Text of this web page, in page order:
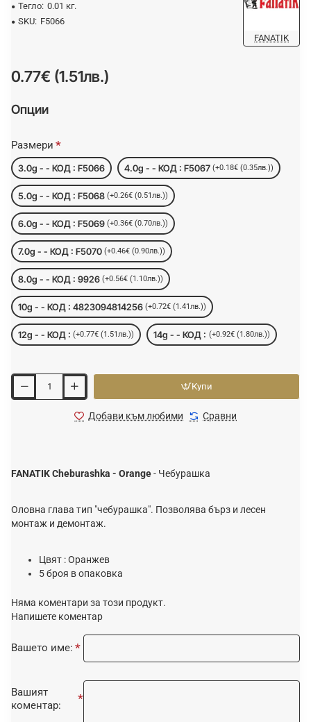
Тегло: 0.01 кг.
SKU: F5066
FANATIK
0.77€ (1.51лв.)
Опции
Размери
3.0g - - КОД : F5066 4.0g - - КОД : F5067 (+0.18€ (0.35лв.))
5.0g - - КОД : F5068 (+0.26€ (0.51лв.))
6.0g - - КОД : F5069 (+0.36€ (0.70лв.))
7.0g - - КОД : F5070 (+0.46€ (0.90лв.))
8.0g - - КОД : 9926 (+0.56€ (1.10лв.))
10g - - КОД : 4823094814256 (+0.72€ (1.41лв.))
12g - - КОД : (+0.77€ (1.51лв.)) 14g - - КОД : (+0.92€ (1.80лв.))
Купи
Добави към любими Сравни
FANATIK Cheburashka - Orange- Чебурашка
Оловна глава тип "чебурашка". Позволява бърз и лесен
монтаж и демонтаж.
Цвят : Оранжев
5 броя в опаковка
Няма коментари за този продукт.
Напишете коментар
Вашето име:
Вашият
коментар: